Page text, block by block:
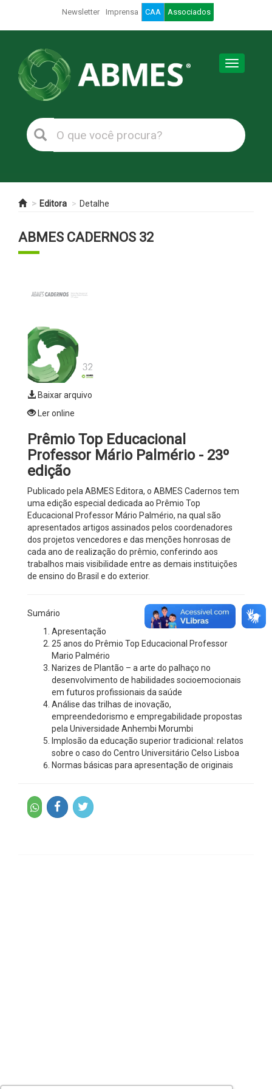
Newsletter Imprensa CAA Associados
Toggle
Editora Detalhe
ABMES CADERNOS 32
Baixar arquivo
Ler online
Prêmio Top Educacional
Professor Mário Palmério - 23º
edição
Publicado pela ABMES Editora, o ABMES Cadernos tem
uma edição especial dedicada ao Prêmio Top
Educacional Professor Mário Palmério, na qual são
apresentados artigos assinados pelos coordenadores
dos projetos vencedores e das menções honrosas de
cada ano de realização do prêmio, conferindo aos
trabalhos mais visibilidade entre as demais instituições
de ensino do Brasil e do exterior.
Sumário
Apresentação
25 anos do Prêmio Top Educacional Professor
Mario Palmério
Narizes de Plantão – a arte do palhaço no
desenvolvimento de habilidades socioemocionais
em futuros profissionais da saúde
Análise das trilhas de inovação,
empreendedorismo e empregabilidade propostas
pela Universidade Anhembi Morumbi
Implosão da educação superior tradicional: relatos
sobre o caso do Centro Universitário Celso Lisboa
Normas básicas para apresentação de originais